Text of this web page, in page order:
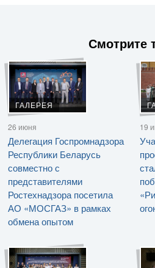
Смотрите
ГАЛЕРЕЯ
26 июня
Делегация Госпромнадзора
Республики Беларусь
совместно с
представителями
Ростехнадзора посетила
АО «МОСГАЗ» в рамках
обмена опытом
19